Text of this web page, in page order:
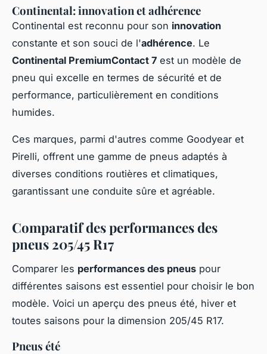
Continental: innovation et adhérence
Continental est reconnu pour son innovation
constante et son souci de l'adhérence. Le
Continental PremiumContact 7 est un modèle de
pneu qui excelle en termes de sécurité et de
performance, particulièrement en conditions
humides.
Ces marques, parmi d'autres comme Goodyear et
Pirelli, offrent une gamme de pneus adaptés à
diverses conditions routières et climatiques,
garantissant une conduite sûre et agréable.
Comparatif des performances des
pneus 205/45 R17
Comparer les performances des pneus pour
différentes saisons est essentiel pour choisir le bon
modèle. Voici un aperçu des pneus été, hiver et
toutes saisons pour la dimension 205/45 R17.
Pneus été